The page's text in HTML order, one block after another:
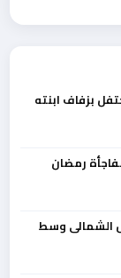
بزفاف ابنته
رمضان
الشمالى وسط